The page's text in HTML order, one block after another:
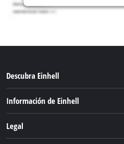
Descubra Einhell
Servicio
Información de Einhell
Legal